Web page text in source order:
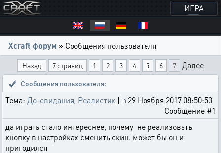
ИГРА
Xcraft форум » Сообщения пользователя
Назад 7 страниц 1 2 3 4 5 6 7 Далее
Сообщения пользователя:
Тема: До-свидания, Реалистик |
29 Ноября 2017 08:50:53
Сообщение #1
да играть стало интереснее, почему не реализовать
кнопку в настройках сменить скин. может бы он и
пригодился